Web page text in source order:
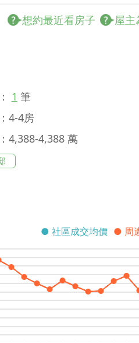
想約最近看房子 屋
1 筆
4-4房
4,388-4,388 萬
● 周
● 社區成交均價